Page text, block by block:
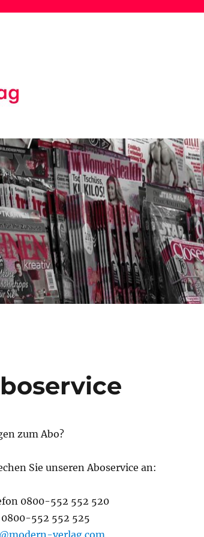
zum Abo?
Sie unseren Aboservice an:
0800-552 552 520
552 552 525